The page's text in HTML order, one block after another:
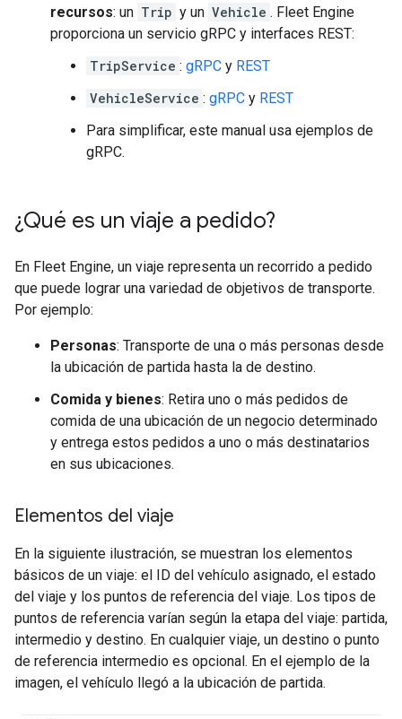
recursos: un Trip y un Vehicle . Fleet Engine
proporciona un servicio gRPC y interfaces REST:
TripService : gRPC y REST
VehicleService : gRPC y REST
Para simplificar, este manual usa ejemplos de
gRPC.
¿Qué es un viaje a pedido?
En Fleet Engine, un viaje representa un recorrido a pedido
que puede lograr una variedad de objetivos de transporte.
Por ejemplo:
Personas: Transporte de una o más personas desde
la ubicación de partida hasta la de destino.
Comida y bienes: Retira uno o más pedidos de
comida de una ubicación de un negocio determinado
y entrega estos pedidos a uno o más destinatarios
en sus ubicaciones.
Elementos del viaje
En la siguiente ilustración, se muestran los elementos
básicos de un viaje: el ID del vehículo asignado, el estado
del viaje y los puntos de referencia del viaje. Los tipos de
puntos de referencia varían según la etapa del viaje: partida,
intermedio y destino. En cualquier viaje, un destino o punto
de referencia intermedio es opcional. En el ejemplo de la
imagen, el vehículo llegó a la ubicación de partida.